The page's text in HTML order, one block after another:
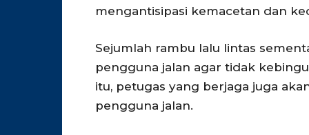
mengantisipasi kemacetan dan
Sejumlah rambu lalu lintas
pengguna jalan agar tidak
itu, petugas yang berjaga juga
pengguna jalan.